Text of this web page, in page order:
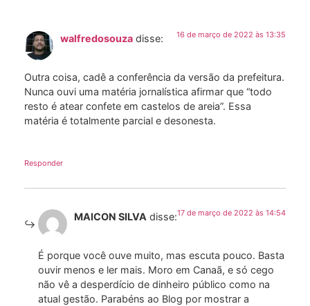
walfredosouza disse: 16 de março de 2022 às 13:35
Outra coisa, cadê a conferência da versão da prefeitura.
Nunca ouvi uma matéria jornalística afirmar que “todo
resto é atear confete em castelos de areia”. Essa
matéria é totalmente parcial e desonesta.
Responder
MAICON SILVA disse:17 de março de 2022 às 14:54
É porque você ouve muito, mas escuta pouco. Basta
ouvir menos e ler mais. Moro em Canaã, e só cego
não vê a desperdício de dinheiro público como na
atual gestão. Parabéns ao Blog por mostrar a